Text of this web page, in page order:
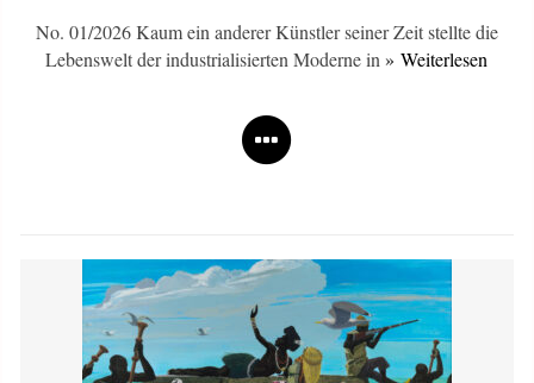
No. 01/2026 Kaum ein anderer Künstler seiner Zeit stellte die
Lebenswelt der industrialisierten Moderne in» Weiterlesen